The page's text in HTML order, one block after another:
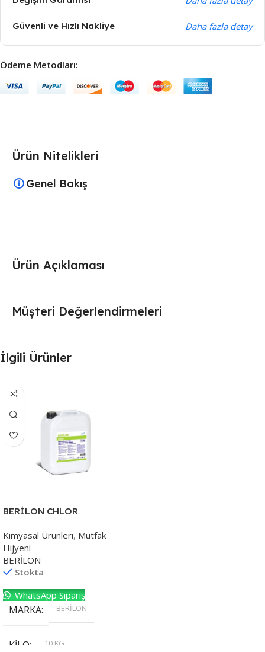
Güvenli ve Hızlı Nakliye Daha fazla detay
Ödeme Metodları:
Ürün Açıklaması
Ürün Nitelikleri
Genel Bakış
Müşteri Değerlendirmeleri
İlgili Ürünler
BERİLON CHLOR
Kimyasal Ürünleri, Mutfak
Hijyeni
BERİLON
Stokta
WhatsApp Sipariş
MARKA BERİLON
KILO
10 KG